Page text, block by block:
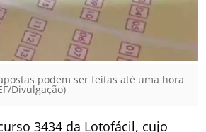
podem ser feitas até uma hora
Divulgação)
3434 da Lotofácil, cujo